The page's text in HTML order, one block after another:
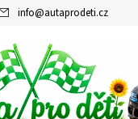
info@autaprodeti.cz